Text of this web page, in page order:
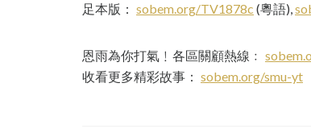
足本版： sobem.org/TV1878c (粵語),
恩雨為你打氣﹗各區關顧熱線﹕
收看更多精彩故事： sobem.org/smu-yt